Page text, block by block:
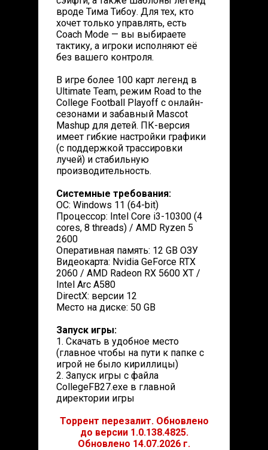
вроде Тима Тибоу. Для тех, кто
хочет только управлять, есть
Coach Mode — вы выбираете
тактику, а игроки исполняют её
без вашего контроля.
В игре более 100 карт легенд в
Ultimate Team, режим Road to the
College Football Playoff с онлайн-
сезонами и забавный Mascot
Mashup для детей. ПК-версия
имеет гибкие настройки графики
(с поддержкой трассировки
лучей) и стабильную
производительность.
Системные требования:
ОС: Windows 11 (64-bit)
Процессор: Intel Core i3-10300 (4
cores, 8 threads) / AMD Ryzen 5
2600
Оперативная память: 12 GB ОЗУ
Видеокарта: Nvidia GeForce RTX
2060 / AMD Radeon RX 5600 XT /
Intel Arc A580
DirectX: версии 12
Место на диске: 50 GB
Запуск игры:
1. Скачать в удобное место
(главное чтобы на пути к папке с
игрой не было кириллицы)
2. Запуск игры с файла
CollegeFB27.exe в главной
директории игры
Торрент перезалит. Обновлено
до версии 1.0.138.4825.
Обновлено 14.07.2026 г.